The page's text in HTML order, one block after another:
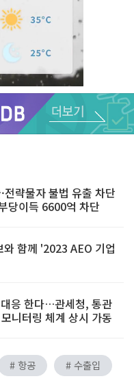
Unmute
전략물자 불법 유출 차단
당이득 6600억 차단
함께 '2023 AEO 기업
응 한다…관세청, 통관
니터링 체계 상시 가동
# 항공
# 수출입